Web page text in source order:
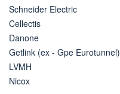
Schneider Electric
Cellectis
Danone
Getlink (ex - Gpe Eurotunnel)
LVMH
Nicox